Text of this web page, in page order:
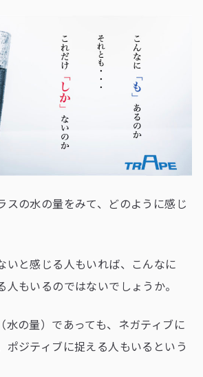
スの水の量をみて、どのように感じ
いと感じる人もいれば、こんなに
人もいるのではないでしょうか。
水の量）であっても、ネガティブに
ポジティブに捉える人もいるという